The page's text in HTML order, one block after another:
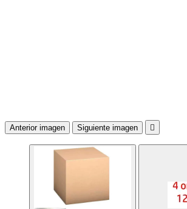
Anterior imagen Siguiente imagen 